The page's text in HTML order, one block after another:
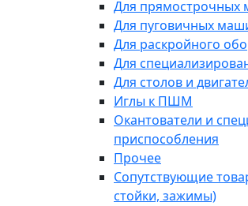
Для прямострочных
Для пуговичных
Для раскройного
Для
Для столов и
Иглы к ПШМ
Окантователи и
приспособления
Прочее
Сопутствующие
стойки, зажимы)